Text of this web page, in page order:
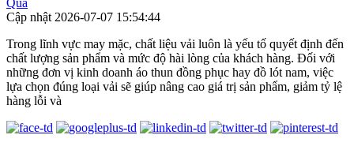
Cập nhật 2026-07-07 15:54:44
Trong lĩnh vực may mặc, chất liệu vải luôn là yếu tố quyết định đến
chất lượng sản phẩm và mức độ hài lòng của khách hàng. Đối với
những đơn vị kinh doanh áo thun đồng phục hay đồ lót nam, việc
lựa chọn đúng loại vải sẽ giúp nâng cao giá trị sản phẩm, giảm tỷ lệ
hàng lỗi và